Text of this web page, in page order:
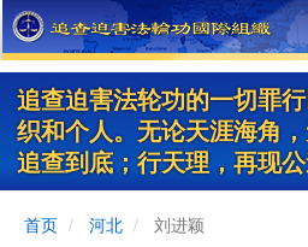
Skip
to
main
content
追查迫害法轮功的一切罪
织和个人。无论天涯海角
追查到底；行天理，再现公
首页 河北 刘进颖